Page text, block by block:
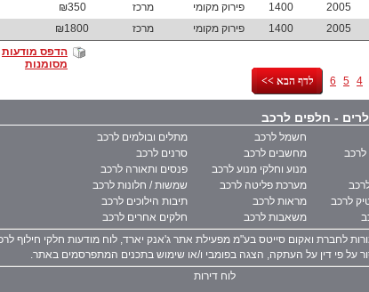
2005
1400 פירוק מקומי מרכז ₪350
2005
1400 פירוק מקומי מרכז ₪1800
הדפס מודעות
מסומנות
<< לדף הבא 6 5 4
- חלפים לרכב
לרכב
לרכב
חשמל לרכב
מחשבים לרכב
מנוע וחלקי מנוע לרכב
מערכת פליטה לרכב
מראות לרכב
משאבות לרכב
מתלים ובולמים לרכב
סרנים לרכב
פנסים ותאורה לרכב
שמשות / חלונות לרכב
תיבות הילוכים לרכב
חלקים אחרים לרכב
לחברת ואקום סייטס בע"מ מפעילת אתר ג'אנק יארד, לוח מודעות חלקי חילוף
על פי דין על העתקה, הצגה בפומבי ו/או שימוש בתכנים המתפרסמים באתר.
לוח דירות